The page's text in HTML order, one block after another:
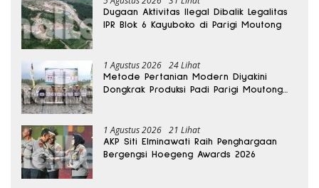
Dugaan Aktivitas Ilegal Dibalik Legalitas
IPR Blok 6 Kayuboko di Parigi Moutong
1 Agustus 2026 24 Lihat
Metode Pertanian Modern Diyakini
Dongkrak Produksi Padi Parigi Moutong
1 Agustus 2026 21 Lihat
AKP Siti Elminawati Raih Penghargaan
Bergengsi Hoegeng Awards 2026